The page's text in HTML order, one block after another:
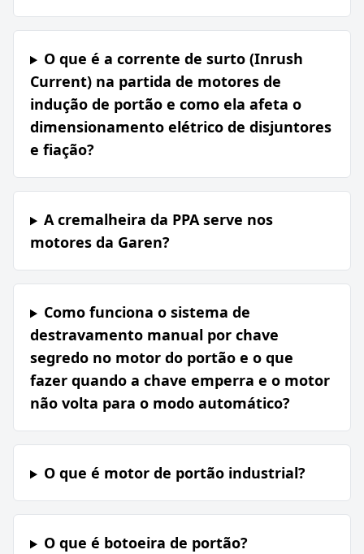
O que é a corrente de surto (Inrush
Current) na partida de motores de
indução de portão e como ela afeta o
dimensionamento elétrico de disjuntores
e fiação?
A cremalheira da PPA serve nos
motores da Garen?
Como funciona o sistema de
destravamento manual por chave
segredo no motor do portão e o que
fazer quando a chave emperra e o motor
não volta para o modo automático?
O que é motor de portão industrial?
O que é botoeira de portão?